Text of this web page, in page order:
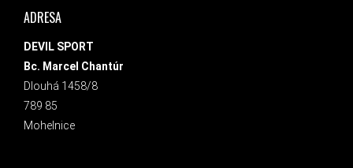
ADRESA
DEVIL SPORT
Bc. Marcel Chantúr
Dlouhá 1458/8
789 85
Mohelnice